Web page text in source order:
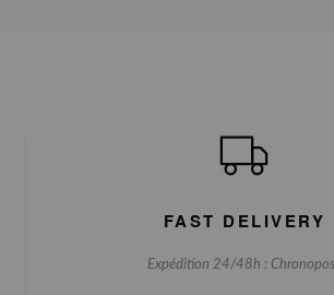
FAST DELIVERY
Expédition 24/48h :